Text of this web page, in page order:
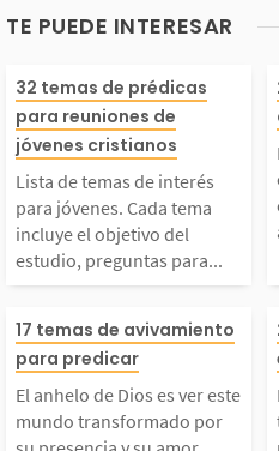
TE PUEDE INTERESAR
de temas
para
tema incluye
del
para
de una
32 temas de prédicas
para reuniones de
jóvenes cristianos
Lista de temas de interés
para jóvenes. Cada tema
incluye el objetivo del
estudio, preguntas para...
anhelo de
este mundo
17 temas de avivamiento
para predicar
El anhelo de Dios es ver este
mundo transformado por